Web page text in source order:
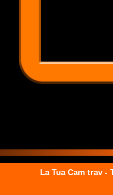
La Tua Cam trav -